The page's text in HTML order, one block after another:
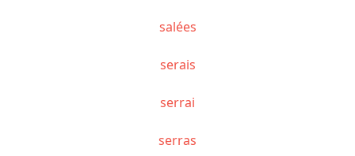
salées
serais
serrai
serras